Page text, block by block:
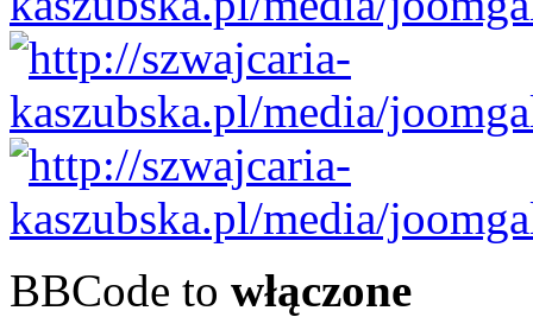
BBCode to włączone